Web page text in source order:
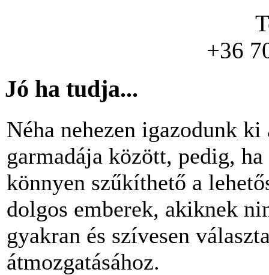
+36
Jó ha tudja...
Néha nehezen igazodunk
garmadája között, pedig,
könnyen szűkíthető a
dolgos emberek, akiknek
gyakran és szívesen
átmozgatásához.